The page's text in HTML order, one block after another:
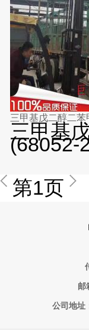
三甲基戊二醇二
三甲基
(68052-
第1页
邮
公司地址